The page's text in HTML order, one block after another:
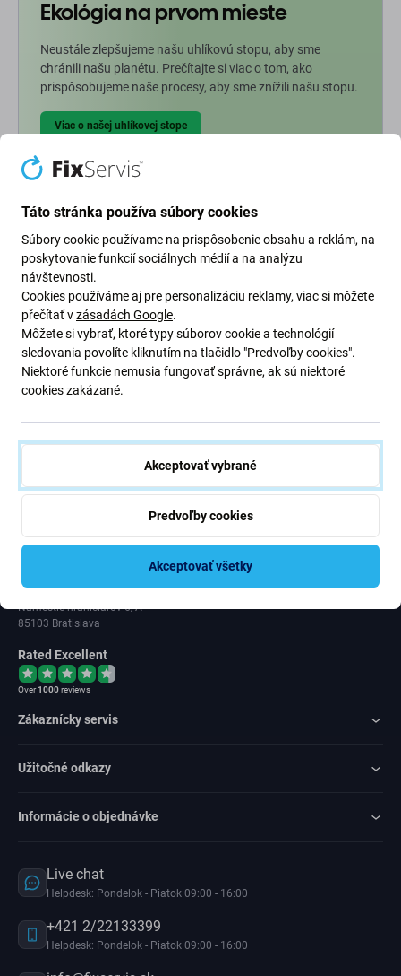
Ekológia na prvom mieste
Neustále zlepšujeme našu uhlíkovú stopu, aby sme
chránili našu planétu. Prečítajte si viac o tom, ako
prispôsobujeme naše procesy, aby sme znížili našu stopu.
Viac o našej uhlíkovej stope
Prihláste sa na odber newslettera ohľadom zliav a noviniek z našej
ponuky.
Odoslaním tohto formulára potvrdzujem, že mám viac ako 16
rokov.
Odoberať
ID: 47 019 948
Námestie hraničiarov 6/A
85103 Bratislava
Rated Excellent
Over1000reviews
Zákaznícky servis
Užitočné odkazy
Informácie o objednávke
Live chat
Helpdesk: Pondelok - Piatok 09:00 - 16:00
+421 2/22133399
Helpdesk: Pondelok - Piatok 09:00 - 16:00
Táto stránka používa súbory cookies
Súbory cookie používame na prispôsobenie obsahu a reklám, na
poskytovanie funkcií sociálnych médií a na analýzu
návštevnosti.
Cookies používáme aj pre personalizáciu reklamy, viac si môžete
přečítať vzásadách Google.
Môžete si vybrať, ktoré typy súborov cookie a technológií
sledovania povolíte kliknutím na tlačidlo "Predvoľby cookies".
Niektoré funkcie nemusia fungovať správne, ak sú niektoré
cookies zakázané.
Akceptovať vybrané
Predvoľby cookies
Akceptovať všetky